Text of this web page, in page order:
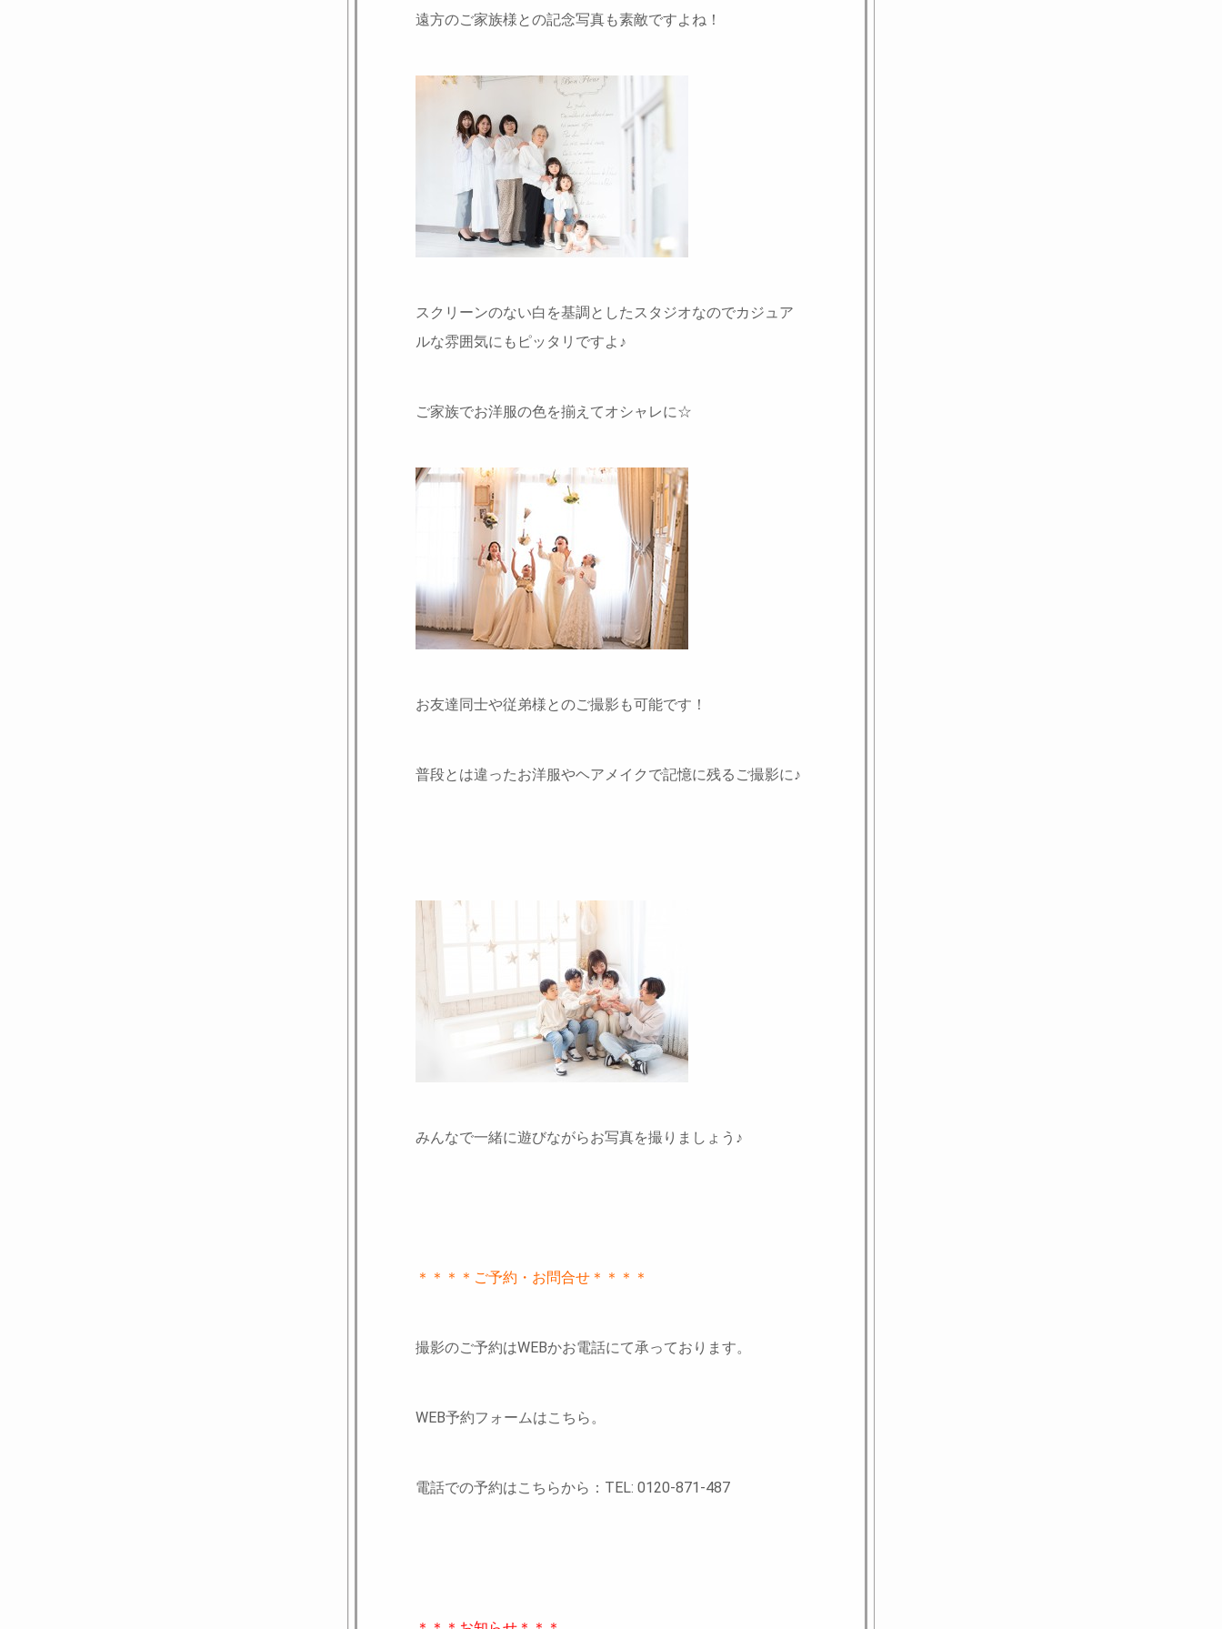
遠方のご家族様との記念写真も素敵ですよね！
スクリーンのない白を基調としたスタジオなのでカジュア
ルな雰囲気にもピッタリですよ♪
ご家族でお洋服の色を揃えてオシャレに☆
お友達同士や従弟様とのご撮影も可能です！
普段とは違ったお洋服やヘアメイクで記憶に残るご撮影に♪
みんなで一緒に遊びながらお写真を撮りましょう♪
＊＊＊＊ご予約・お問合せ＊＊＊＊
撮影のご予約はWEBかお電話にて承っております。
WEB予約フォームはこちら。
電話での予約はこちらから：TEL: 0120-871-487